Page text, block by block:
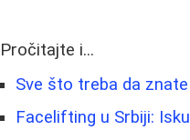
Pročitajte i...
Sve što treba da
Facelifting u Srbiji: